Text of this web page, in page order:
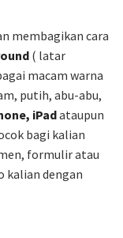
membagikan cara
( latar
macam warna
putih, abu-abu,
iPadataupun
bagi kalian
formulir atau
kalian dengan